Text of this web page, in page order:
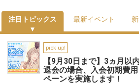
注目トピックス 最新イベント
pick up!
【9月30日まで】3ヵ月以
退会の場合、入会初期費
ペーンを実施します！